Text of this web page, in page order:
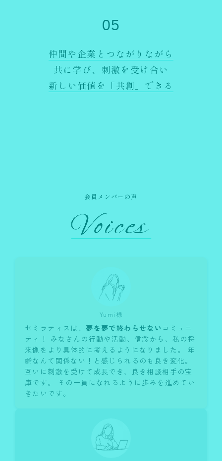
05
仲間や企業とつながりながら
共に学び、刺激を受け合い
新しい価値を「共創」できる
会員メンバーの声
Yumi様
セミラティスは、 夢を夢で終わらせない コミュニ
ティ！ みなさんの行動や活動、信念から、私の将
来像をより具体的に考えるようになりました。 年
齢なんて関係ない！と感じられるのも良き変化。
互いに刺激を受けて成長でき、良き相談相手の宝
庫です。 その一員になれるように歩みを進めてい
きたいです。